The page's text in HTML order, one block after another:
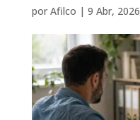
por Afilco | 9 Abr, 2026